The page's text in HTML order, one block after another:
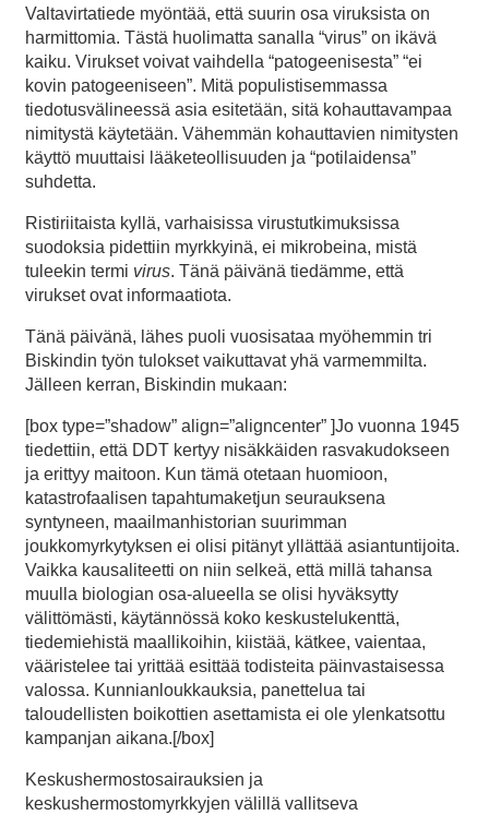
Valtavirtatiede myöntää, että suurin osa viruksista on
harmittomia. Tästä huolimatta sanalla “virus” on ikävä
kaiku. Virukset voivat vaihdella “patogeenisesta” “ei
kovin patogeeniseen”. Mitä populistisemmassa
tiedotusvälineessä asia esitetään, sitä kohauttavampaa
nimitystä käytetään. Vähemmän kohauttavien nimitysten
käyttö muuttaisi lääketeollisuuden ja “potilaidensa”
suhdetta.
Ristiriitaista kyllä, varhaisissa virustutkimuksissa
suodoksia pidettiin myrkkyinä, ei mikrobeina, mistä
tuleekin termi virus. Tänä päivänä tiedämme, että
virukset ovat informaatiota.
Tänä päivänä, lähes puoli vuosisataa myöhemmin tri
Biskindin työn tulokset vaikuttavat yhä varmemmilta.
Jälleen kerran, Biskindin mukaan:
[box type=”shadow” align=”aligncenter” ]Jo vuonna 1945
tiedettiin, että DDT kertyy nisäkkäiden rasvakudokseen
ja erittyy maitoon. Kun tämä otetaan huomioon,
katastrofaalisen tapahtumaketjun seurauksena
syntyneen, maailmanhistorian suurimman
joukkomyrkytyksen ei olisi pitänyt yllättää asiantuntijoita.
Vaikka kausaliteetti on niin selkeä, että millä tahansa
muulla biologian osa-alueella se olisi hyväksytty
välittömästi, käytännössä koko keskustelukenttä,
tiedemiehistä maallikoihin, kiistää, kätkee, vaientaa,
vääristelee tai yrittää esittää todisteita päinvastaisessa
valossa. Kunnianloukkauksia, panettelua tai
taloudellisten boikottien asettamista ei ole ylenkatsottu
kampanjan aikana.[/box]
Keskushermostosairauksien ja
keskushermostomyrkkyjen välillä vallitseva